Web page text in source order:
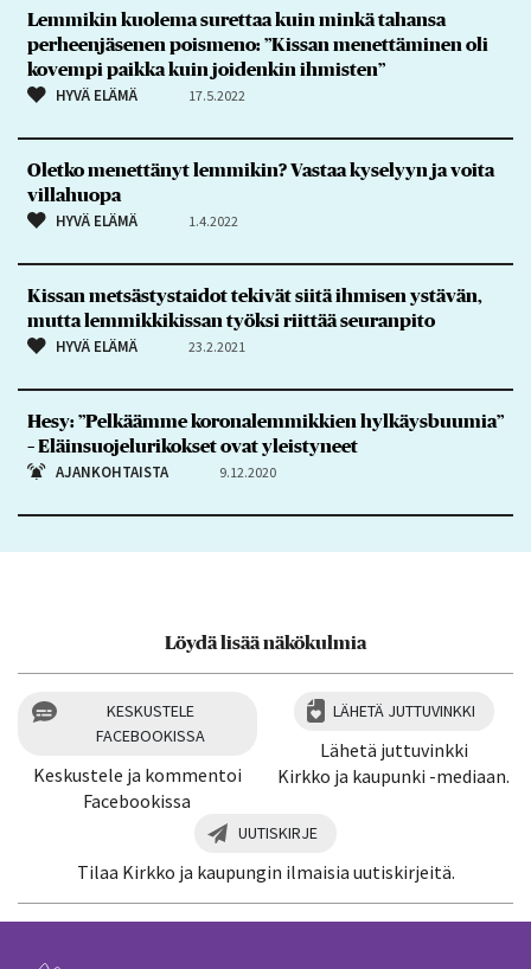
Lemmikin kuolema surettaa kuin minkä tahansa
perheenjäsenen poismeno: ”Kissan menettäminen oli
kovempi paikka kuin joidenkin ihmisten”
HYVÄ ELÄMÄ 17.5.2022
Oletko menettänyt lemmikin? Vastaa kyselyyn ja voita
villahuopa
HYVÄ ELÄMÄ 1.4.2022
Kissan metsästystaidot tekivät siitä ihmisen ystävän,
mutta lemmikkikissan työksi riittää seuranpito
HYVÄ ELÄMÄ 23.2.2021
Hesy: ”Pelkäämme koronalemmikkien hylkäysbuumia”
– Eläinsuojelurikokset ovat yleistyneet
AJANKOHTAISTA 9.12.2020
Löydä lisää näkökulmia
KESKUSTELE
FACEBOOKISSA
Keskustele ja kommentoi
Facebookissa
LÄHETÄ JUTTUVINKKI
Lähetä juttuvinkki
Kirkko ja kaupunki -mediaan.
UUTISKIRJE
Tilaa Kirkko ja kaupungin ilmaisia uutiskirjeitä.